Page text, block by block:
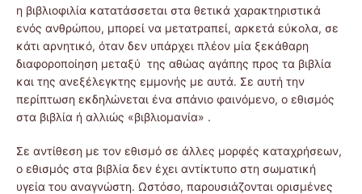
η βιβλιοφιλία κατατάσσεται στα θετικά χαρακτηριστικά
ενός ανθρώπου, μπορεί να μετατραπεί, αρκετά εύκολα, σε
κάτι αρνητικό, όταν δεν υπάρχει πλέον μία ξεκάθαρη
διαφοροποίηση μεταξύ της αθώας αγάπης προς τα βιβλία
και της ανεξέλεγκτης εμμονής με αυτά. Σε αυτή την
περίπτωση εκδηλώνεται ένα σπάνιο φαινόμενο, ο εθισμός
στα βιβλία ή αλλιώς «βιβλιομανία» .
Σε αντίθεση με τον εθισμό σε άλλες μορφές καταχρήσεων,
ο εθισμός στα βιβλία δεν έχει αντίκτυπο στη σωματική
υγεία του αναγνώστη. Ωστόσο, παρουσιάζονται ορισμένες